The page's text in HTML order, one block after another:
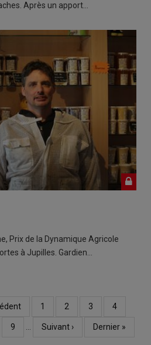
Après un apport…
Prix de la Dynamique Agricole
à Jupilles. Gardien…
Page
1 Page
2 Page
3 Page
4
Page
9 …
Page
Suivant ›
Dernière
Dernier »